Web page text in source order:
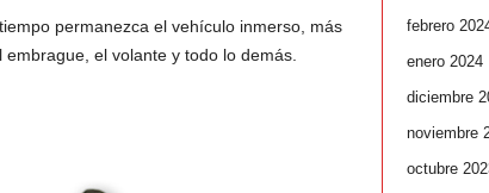
permanezca el vehículo inmerso, más
el volante y todo lo demás.
febrero
enero 2024
diciembre
noviembre
octubre